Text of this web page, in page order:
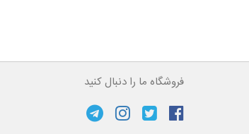
فروشگاه ما را دنبال کنید